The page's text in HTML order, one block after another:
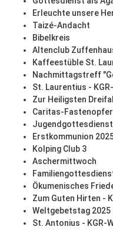
Erleuchte unsere
Taizé-Andacht
Bibelkreis
Altenclub
Kaffeestüble St.
Nachmittagstreff
St. Laurentius -
Zur Heiligsten
Caritas-Fastenopfer
Jugendgottesdienst
Erstkommunion
Kolping Club 3
Aschermittwoch
Ökumenisches
Zum Guten Hirten -
Weltgebetstag
St. Antonius - KGR-